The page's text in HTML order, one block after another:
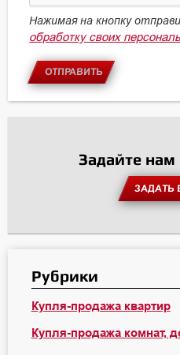
Нажимая на кнопку
обработку своих
ОТПРАВИТЬ
Задайте
ЗАДАТЬ
Рубрики
Купля-продажа квартир
Купля-продажа комнат,